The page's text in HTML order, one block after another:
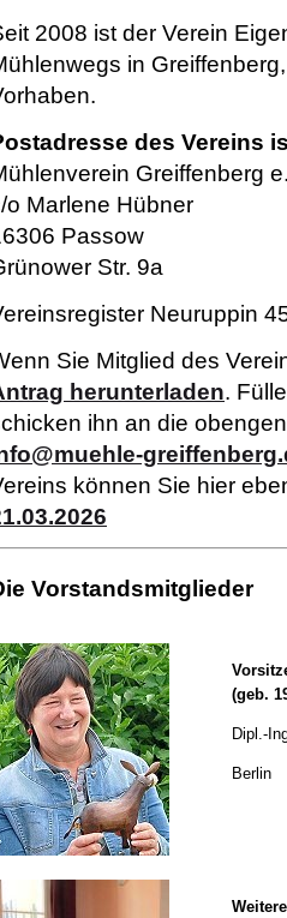
2008 ist der Verein
in
des Vereins
Greiffenberg
o Marlene Hübner
Passow
Str. 9a
Neuruppin
Sie Mitglied des
herunterladen.
ihn an die
können Sie hier
Vorstandsmitglieder
(geb.
Dipl.-
Berlin